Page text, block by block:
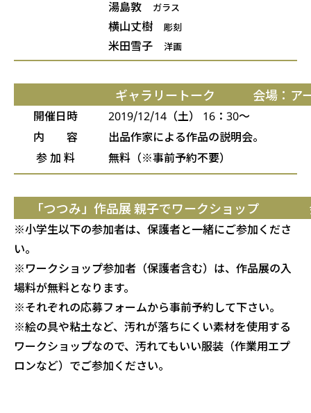
湯島敦 ガラス
横山丈樹 彫刻
米田雪子 洋画
ギャラリートーク 会場：アー
開催日時
2019/12/14（土） 16：30〜
内 容
出品作家による作品の説明会。
参 加 料
無料（※事前予約不要）
「つつみ」作品展 親子でワークショップ
※小学生以下の参加者は、保護者と一緒にご参加くださ
い。
※ワークショップ参加者（保護者含む）は、作品展の入
場料が無料となります。
※それぞれの応募フォームから事前予約して下さい。
※絵の具や粘土など、汚れが落ちにくい素材を使用する
ワークショップなので、汚れてもいい服装（作業用エプ
ロンなど）でご参加ください。